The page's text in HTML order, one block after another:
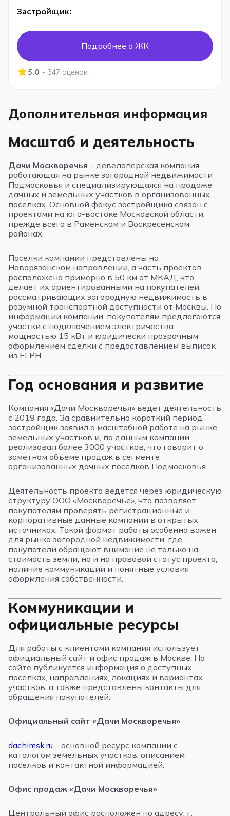
Застройщик:
Подробнее о ЖК
5.0 · 347 оценок
Дополнительная информация
Масштаб и деятельность
Дачи Москворечья – девелоперская компания,
работающая на рынке загородной недвижимости
Подмосковья и специализирующаяся на продаже
дачных и земельных участков в организованных
поселках. Основной фокус застройщика связан с
проектами на юго-востоке Московской области,
прежде всего в Раменском и Воскресенском
районах.
Поселки компании представлены на
Новорязанском направлении, а часть проектов
расположена примерно в 50 км от МКАД, что
делает их ориентированными на покупателей,
рассматривающих загородную недвижимость в
разумной транспортной доступности от Москвы. По
информации компании, покупателям предлагаются
участки с подключением электричества
мощностью 15 кВт и юридически прозрачным
оформлением сделки с предоставлением выписок
из ЕГРН.
Год основания и развитие
Компания «Дачи Москворечья» ведет деятельность
с 2019 года. За сравнительно короткий период
застройщик заявил о масштабной работе на рынке
земельных участков и, по данным компании,
реализовал более 3000 участков, что говорит о
заметном объеме продаж в сегменте
организованных дачных поселков Подмосковья.
Деятельность проекта ведется через юридическую
структуру ООО «Москворечье», что позволяет
покупателям проверять регистрационные и
корпоративные данные компании в открытых
источниках. Такой формат работы особенно важен
для рынка загородной недвижимости, где
покупатели обращают внимание не только на
стоимость земли, но и на правовой статус проекта,
наличие коммуникаций и понятные условия
оформления собственности.
Коммуникации и
официальные ресурсы
Для работы с клиентами компания использует
официальный сайт и офис продаж в Москве. На
сайте публикуется информация о доступных
поселках, направлениях, локациях и вариантах
участков, а также представлены контакты для
обращения покупателей.
Официальный сайт «Дачи Москворечья»
dachimsk.ru – основной ресурс компании с
каталогом земельных участков, описанием
поселков и контактной информацией.
Офис продаж «Дачи Москворечья»
Центральный офис расположен по адресу: г.